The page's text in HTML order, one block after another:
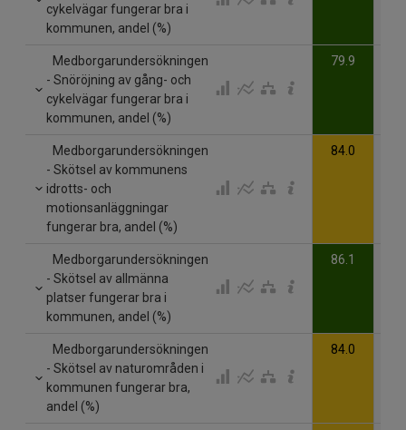
cykelvägar fungerar bra i
kommunen, andel (%)
Medborgarundersökningen
- Snöröjning av gång- och
cykelvägar fungerar bra i
kommunen, andel (%)
79.9
Medborgarundersökningen
- Skötsel av kommunens
idrotts- och
motionsanläggningar
fungerar bra, andel (%)
84.0
Medborgarundersökningen
- Skötsel av allmänna
platser fungerar bra i
kommunen, andel (%)
86.1
Medborgarundersökningen
- Skötsel av naturområden i
kommunen fungerar bra,
andel (%)
84.0